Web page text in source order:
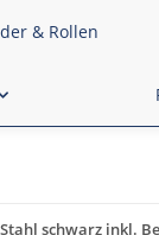
& Rollen
schwarz inkl.